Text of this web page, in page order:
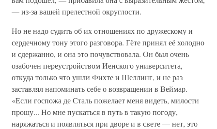
— из-за вашей прелестной округлости.
Но не надо судить об их отношениях по дружескому и
сердечному тону этого разговора. Гёте принял её холодно
и сдержанно, и она это почувствовала. Он был очень
озабочен переустройством Иенского университета,
откуда только что ушли Фихте и Шеллинг, и не раз
заставлял напоминать себе о возвращении в Веймар.
«Если госпожа де Сталь пожелает меня видеть, милости
прошу... Но мне пускаться в путь в такую погоду,
наряжаться и появляться при дворе и в свете — нет, это